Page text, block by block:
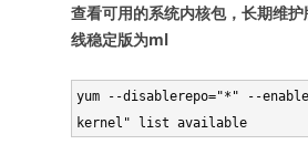
查看可用的系统内核包，长期维
线稳定版为ml
yum --disablerepo="*" --